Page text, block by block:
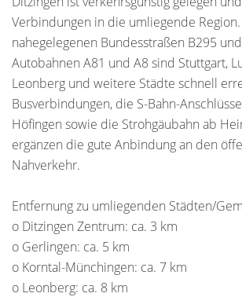
Verbindungen in die umliegende
nahegelegenen Bundesstraßen B295
Autobahnen A81 und A8 sind Stuttgart,
Leonberg und weitere Städte schnell
Busverbindungen, die S-Bahn-
Höfingen sowie die Strohgäubahn ab
ergänzen die gute Anbindung an den
Nahverkehr.
Entfernung zu umliegenden Städten/
o Ditzingen Zentrum: ca. 3 km
o Gerlingen: ca. 5 km
o Korntal-Münchingen: ca. 7 km
o Leonberg: ca. 8 km